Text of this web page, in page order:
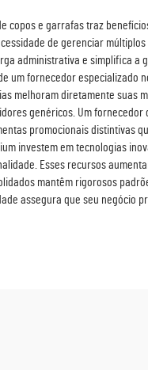
copos e garrafas traz
de gerenciar
administrativa e simplifica a
um fornecedor especializado
melhoram diretamente suas
genéricos. Um
promocionais distintivas
investem em tecnologias
Esses recursos
mantêm rigorosos
assegura que seu negócio